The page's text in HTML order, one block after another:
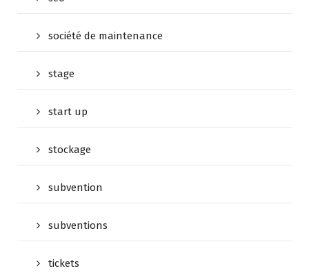
société de maintenance
stage
start up
stockage
subvention
subventions
tickets